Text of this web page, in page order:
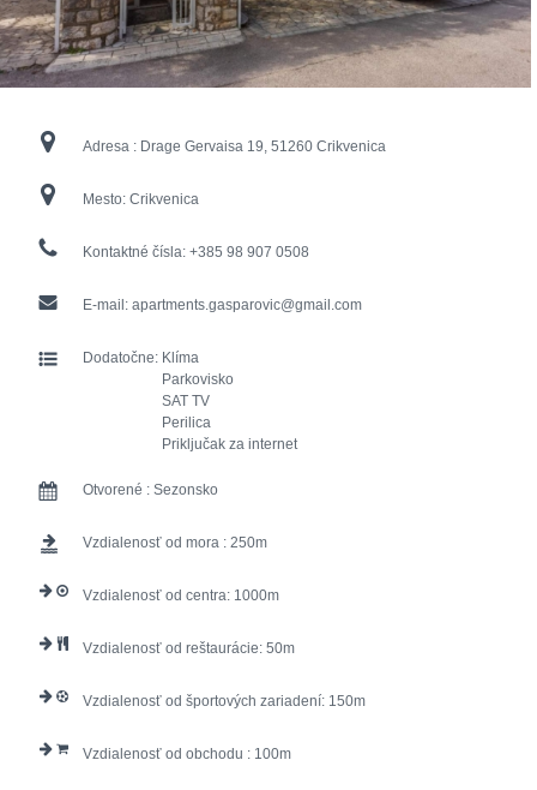
Adresa : Drage Gervaisa 19, 51260 Crikvenica
Mesto: Crikvenica
Kontaktné čísla: +385 98 907 0508
E-mail: apartments.gasparovic@gmail.com
Dodatočne: Klíma
Parkovisko
SAT TV
Perilica
Priključak za internet
Otvorené : Sezonsko
Vzdialenosť od mora : 250
Vzdialenosť od centra: 1000
Vzdialenosť od reštaurácie: 50
Vzdialenosť od športových zariadení: 150
Vzdialenosť od obchodu : 100